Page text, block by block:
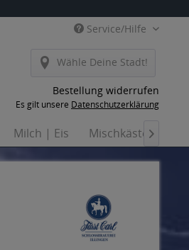
Service/Hilfe
Wähle Deine Stadt!
Bestellung widerrufen
Es gilt unsere Datenschutzerklärung
Milch | Eis Mischkästen
